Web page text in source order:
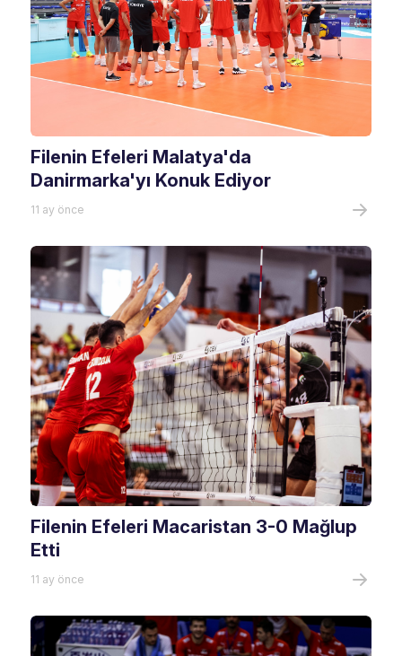
Filenin Efeleri Malatya'da
Danirmarka'yı Konuk Ediyor
11 ay önce
Filenin Efeleri Macaristan 3-0 Mağlup
Etti
11 ay önce